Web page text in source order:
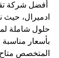
أفضل شركة
ادميرال، حيث
حلول شاملة
بأسعار
المتخصص